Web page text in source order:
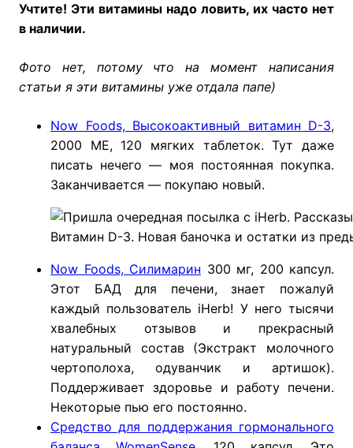
Учтите! Эти витамины надо ловить, их часто нет
в наличии.
Фото нет, потому что на момент написания
статьи я эти витамины уже отдала папе)
Now Foods, Высокоактивный витамин D-3,
2000 МЕ, 120 мягких таблеток. Тут даже
писать нечего — моя постоянная покупка.
Заканчивается — покупаю новый.
Витамин D-3. Новая баночка и остатки из
Now Foods, Силимарин 300 мг, 200 капсул.
Этот БАД для печени, знает пожалуй
каждый пользователь iHerb! У него тысячи
хвалебных отзывов и прекрасный
натуральный состав (Экстракт молочного
чертополоха, одуванчик и артишок).
Поддерживает здоровье и работу печени.
Некоторые пью его постоянно.
Средство для поддержания гормонального